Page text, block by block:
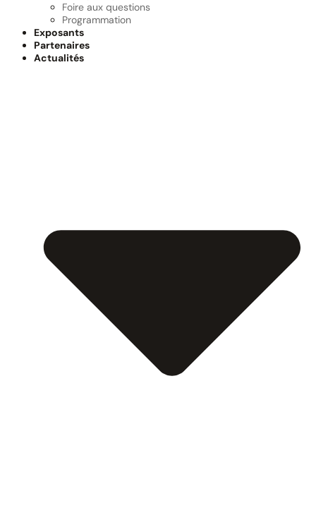
Foire aux questions
Programmation
Exposants
Partenaires
Actualités